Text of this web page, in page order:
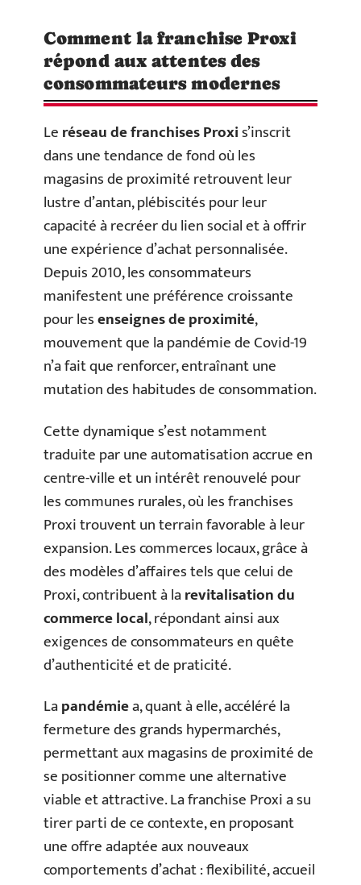
Comment la franchise Proxi
répond aux attentes des
consommateurs modernes
Leréseau de franchises Proxis’inscrit
dans une tendance de fond où les
magasins de proximité retrouvent leur
lustre d’antan, plébiscités pour leur
capacité à recréer du lien social et à offrir
une expérience d’achat personnalisée.
Depuis 2010, les consommateurs
manifestent une préférence croissante
pour lesenseignes de proximité,
mouvement que la pandémie de Covid-19
n’a fait que renforcer, entraînant une
mutation des habitudes de consommation.
Cette dynamique s’est notamment
traduite par une automatisation accrue en
centre-ville et un intérêt renouvelé pour
les communes rurales, où les franchises
Proxi trouvent un terrain favorable à leur
expansion. Les commerces locaux, grâce à
des modèles d’affaires tels que celui de
Proxi, contribuent à larevitalisation du
commerce local, répondant ainsi aux
exigences de consommateurs en quête
d’authenticité et de praticité.
Lapandémiea, quant à elle, accéléré la
fermeture des grands hypermarchés,
permettant aux magasins de proximité de
se positionner comme une alternative
viable et attractive. La franchise Proxi a su
tirer parti de ce contexte, en proposant
une offre adaptée aux nouveaux
comportements d’achat : flexibilité, accueil